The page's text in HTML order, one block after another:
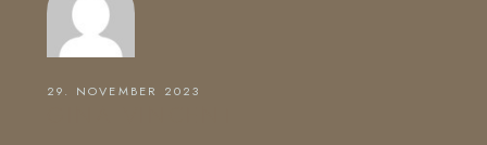
29. NOVEMBER 2023